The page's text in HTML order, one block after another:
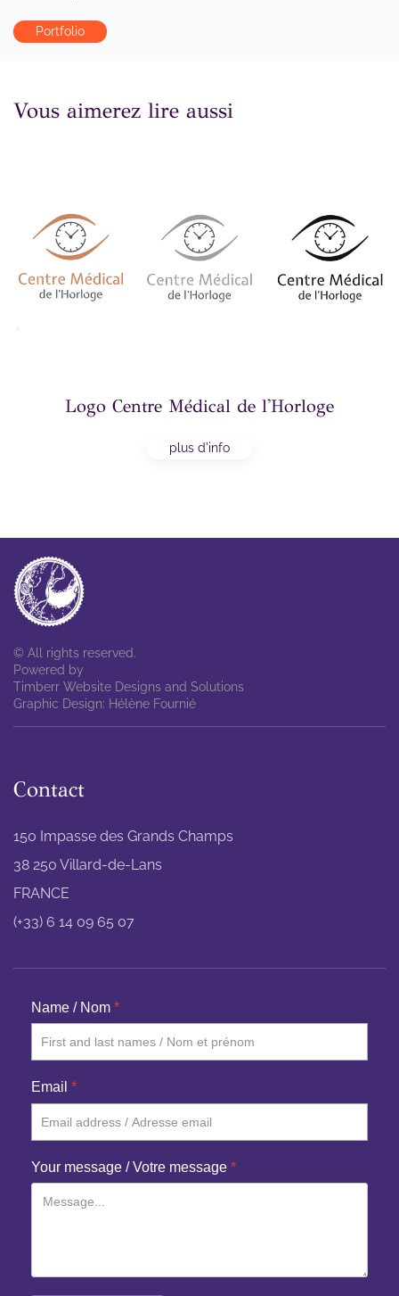
Portfolio
Vous aimerez lire aussi
Logo Centre Médical de l'Horloge
plus d'info
© All rights reserved.
Powered by
Timberr Website Designs and Solutions
Graphic Design: Hélène Fournié
Contact
150 Impasse des Grands Champs
38 250 Villard-de-Lans
FRANCE
(+33) 6 14 09 65 07
Name / Nom *
Email *
Your message / Votre message *